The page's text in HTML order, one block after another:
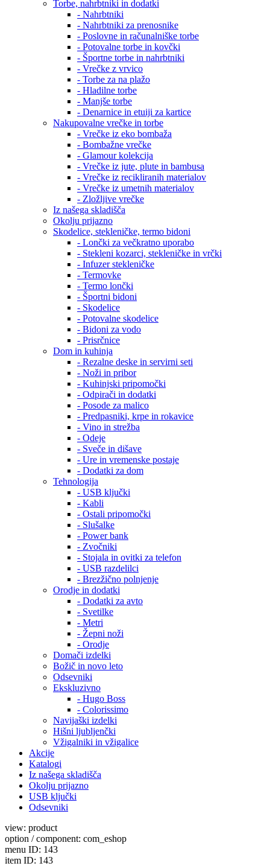
Torbe, nahrbtniki in dodatki
- Nahrbtniki
- Nahrbtniki za prenosnike
- Poslovne in računalniške torbe
- Potovalne torbe in kovčki
- Športne torbe in nahrbtniki
- Vrečke z vrvico
- Torbe za na plažo
- Hladilne torbe
- Manjše torbe
- Denarnice in etuiji za kartice
Nakupovalne vrečke in torbe
- Vrečke iz eko bombaža
- Bombažne vrečke
- Glamour kolekcija
- Vrečke iz jute, plute in bambusa
- Vrečke iz recikliranih materialov
- Vrečke iz umetnih materialov
- Zložljive vrečke
Iz našega skladišča
Okolju prijazno
Skodelice, stekleničke, termo bidoni
- Lončki za večkratno uporabo
- Stekleni kozarci, stekleničke in vrčki
- Infuzer stekleničke
- Termovke
- Termo lončki
- Športni bidoni
- Skodelice
- Potovalne skodelice
- Bidoni za vodo
- Prisrčnice
Dom in kuhinja
- Rezalne deske in servirni seti
- Noži in pribor
- Kuhinjski pripomočki
- Odpirači in dodatki
- Posode za malico
- Predpasniki, krpe in rokavice
- Vino in strežba
- Odeje
- Sveče in dišave
- Ure in vremenske postaje
- Dodatki za dom
Tehnologija
- USB ključki
- Kabli
- Ostali pripomočki
- Slušalke
- Power bank
- Zvočniki
- Stojala in ovitki za telefon
- USB razdelilci
- Brezžično polnjenje
Orodje in dodatki
- Dodatki za avto
- Svetilke
- Metri
- Žepni noži
- Orodje
Domači izdelki
Božič in novo leto
Odsevniki
Ekskluzivno
- Hugo Boss
- Colorissimo
Navijaški izdelki
Hišni ljubljenčki
Vžigalniki in vžigalice
Akcije
Katalogi
Iz našega skladišča
Okolju prijazno
USB ključki
Odsevniki
view: product
option / component: com_eshop
menu ID: 143
item ID: 143